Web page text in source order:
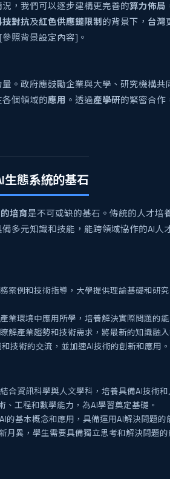
況，我們可以逐步建構更完善的算力佈局
對抗及紅色供應鏈限制 的背景下， 台灣
照背景設定內容]。
。政府應鼓勵企業與大學、研究機構共
各個領域的應用 。透過產學研的緊密合作
生態系統的基石
培育是不可或缺的基石。傳統的人才培
多元知識和技能，能跨領域協作的AI人
務案例和技術指導，大學提供理論基礎和研
業環境中應用所學，培養解決實際問題的能
解產業趨勢和技術需求，將最新的知識融入
技術的交流，並加速AI技術的創新和應用。
合資訊科學與人文學科，培養具備AI技術和
、工程和數學能力，為AI學習奠定基礎。
的基本概念和應用，具備運用AI解決問題的
月異，學生需要具備獨立思考和解決問題